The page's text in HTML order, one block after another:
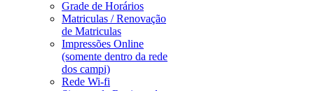
Grade de Horários
Matriculas / Renovação
de Matriculas
Impressões Online
(somente dentro da rede
dos campi)
Rede Wi-fi